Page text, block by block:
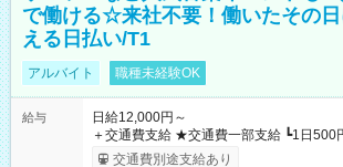
で働ける☆来社不要！働いたその
える日払い/T1
アルバイト 職種未経験OK
給与
日給12,000円～
＋交通費支給 ★交通費一部支給 ┗1日500円を超えた分は全額支
給！ ※往復500円以内の方は自己負担となります ★日
交通費別途支給あり